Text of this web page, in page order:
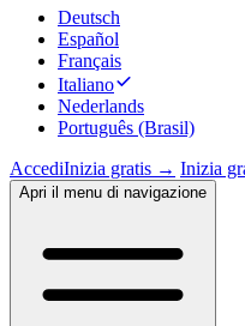
Deutsch
Español
Français
Italiano
Nederlands
Português (Brasil)
AccediInizia gratis → Inizia
Apri il menu di navigazione